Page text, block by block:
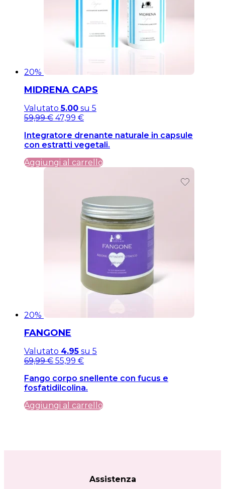
20%
MIDRENA CAPS
Valutato5.00 su 5
Il
originale
era:
59,99 €.
59,99€Il
attuale
è:
59,99 €.
47,99 €
Integratore drenante naturale in capsule
con estratti vegetali.
Aggiungi al carrello
20%
FANGONE
Valutato 4.95 su 5
Il
originale
era:
69,99 €.
69,99€Il
attuale
è:
69,99 €.
55,99 €
Fango corpo snellente con fucus e
fosfatidilcolina.
Aggiungi al carrello
Assistenza